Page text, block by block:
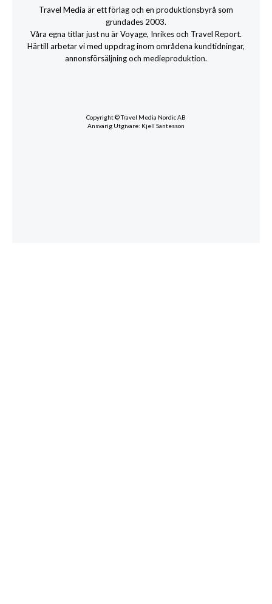
Travel Media är ett förlag och en produktionsbyrå som
grundades 2003.
Våra egna titlar just nu är Voyage, Inrikes och Travel Report.
Härtill arbetar vi med uppdrag inom områdena kundtidningar,
annonsförsäljning och medieproduktion.
Copyright © Travel Media Nordic AB
Ansvarig Utgivare: Kjell Santesson